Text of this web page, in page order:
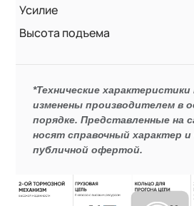
Усилие
Высота подъема
*Технические
изменены производителем в
порядке. Представленные на
носят справочный характер
публичной офертой.